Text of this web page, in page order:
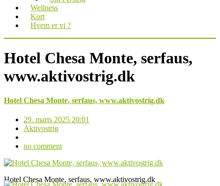
Wellness
Kort
Hvem er vi ?
Hotel Chesa Monte, serfaus,
www.aktivostrig.dk
Hotel Chesa Monte, serfaus, www.aktivostrig.dk
29. marts 2025 20:01
Aktivostrig
no comment
Hotel Chesa Monte, serfaus, www.aktivostrig.dk